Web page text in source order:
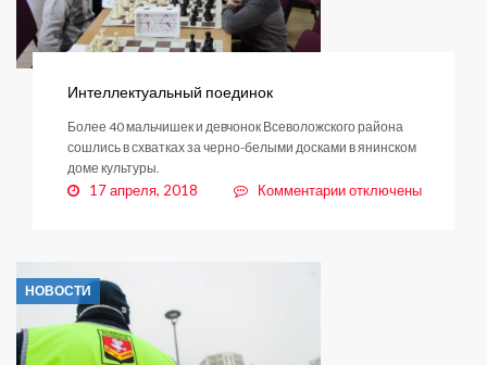
Интеллектуальный поединок
Более 40 мальчишек и девчонок Всеволожского района
сошлись в схватках за черно-белыми досками в янинском
доме культуры.
17 апреля, 2018 Комментариикотключены
НОВОСТИ